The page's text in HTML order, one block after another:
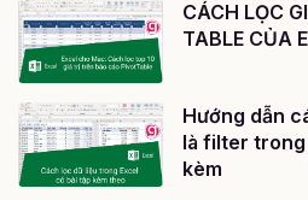
CÁCH LỌC GIÁ
TABLE CỦA
Hướng dẫn
là filter trong
kèm